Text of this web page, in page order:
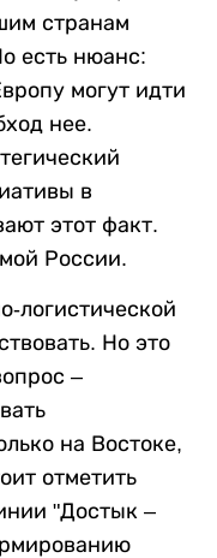
странам
есть нюанс:
могут идти
нее.
в
этот факт.
России.
логистической
Но это
–
на Востоке,
отметить
"Достык –